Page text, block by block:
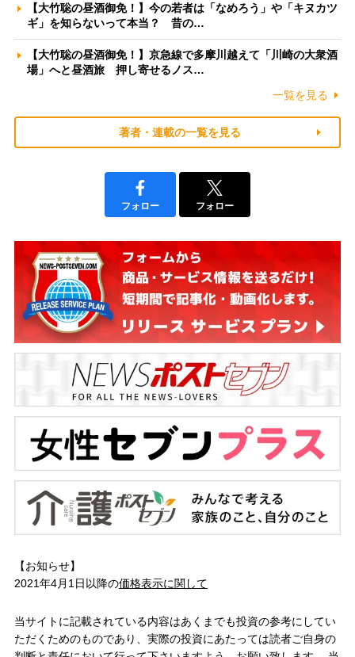
【大竹聡の昼酒御免！】今の若者は「なめろう」や「キヌカツ
ギ」を知らないって本当？ 昔の…
【大竹聡の昼酒御免！】京急線で多摩川越えて「川崎の大衆酒
場」へと昼酒旅 押し寄せるノス…
一覧を見る
著者・連載の一覧を見る
フォロー フォロー
【お知らせ】
2021年4月1日以降の価格表示に関して
当サイトに記載されている内容はあくまでも投資の参考にしてい
ただくためのものであり、実際の投資にあたっては読者ご自身の